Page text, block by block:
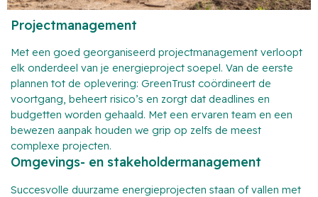
Projectmanagement
Met een goed georganiseerd projectmanagement verloopt
elk onderdeel van je energieproject soepel. Van de eerste
plannen tot de oplevering: GreenTrust coördineert de
voortgang, beheert risico’s en zorgt dat deadlines en
budgetten worden gehaald. Met een ervaren team en een
bewezen aanpak houden we grip op zelfs de meest
complexe projecten.
Omgevings- en stakeholdermanagement
Succesvolle duurzame energieprojecten staan of vallen met